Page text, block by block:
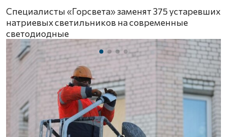
Специалисты «Горсвета» заменят 375 устаревших
натриевых светильников на современные
светодиодные